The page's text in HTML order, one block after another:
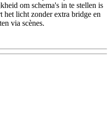
om schema's in te stellen is
het licht zonder extra bridge en
via scènes.